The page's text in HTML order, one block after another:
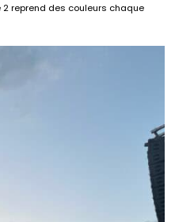
2 reprend des couleurs chaque